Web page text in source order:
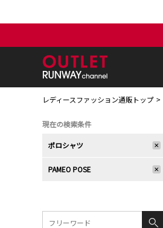
レディースファッション通販トップ
現在の検索条件
ポロシャツ
PAMEO POSE